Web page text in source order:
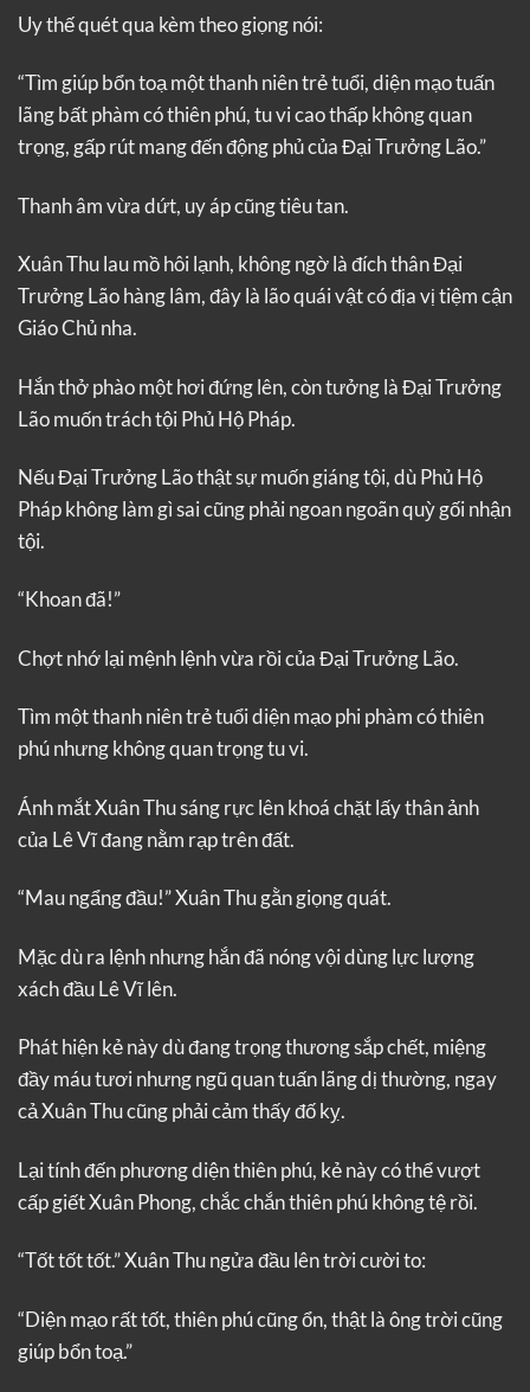
Uy thế quét qua kèm theo giọng nói:
“Tìm giúp bổn toạ một thanh niên trẻ tuổi, diện mạo tuấn
lãng bất phàm có thiên phú, tu vi cao thấp không quan
trọng, gấp rút mang đến động phủ của Đại Trưởng Lão.”
Thanh âm vừa dứt, uy áp cũng tiêu tan.
Xuân Thu lau mồ hôi lạnh, không ngờ là đích thân Đại
Trưởng Lão hàng lâm, đây là lão quái vật có địa vị tiệm cận
Giáo Chủ nha.
Hắn thở phào một hơi đứng lên, còn tưởng là Đại Trưởng
Lão muốn trách tội Phủ Hộ Pháp.
Nếu Đại Trưởng Lão thật sự muốn giáng tội, dù Phủ Hộ
Pháp không làm gì sai cũng phải ngoan ngoãn quỳ gối nhận
tội.
“Khoan đã!”
Chợt nhớ lại mệnh lệnh vừa rồi của Đại Trưởng Lão.
Tìm một thanh niên trẻ tuổi diện mạo phi phàm có thiên
phú nhưng không quan trọng tu vi.
Ánh mắt Xuân Thu sáng rực lên khoá chặt lấy thân ảnh
của Lê Vĩ đang nằm rạp trên đất.
“Mau ngẩng đầu!” Xuân Thu gằn giọng quát.
Mặc dù ra lệnh nhưng hắn đã nóng vội dùng lực lượng
xách đầu Lê Vĩ lên.
Phát hiện kẻ này dù đang trọng thương sắp chết, miệng
đầy máu tươi nhưng ngũ quan tuấn lãng dị thường, ngay
cả Xuân Thu cũng phải cảm thấy đố kỵ.
Lại tính đến phương diện thiên phú, kẻ này có thể vượt
cấp giết Xuân Phong, chắc chắn thiên phú không tệ rồi.
“Tốt tốt tốt.” Xuân Thu ngửa đầu lên trời cười to:
“Diện mạo rất tốt, thiên phú cũng ổn, thật là ông trời cũng
giúp bổn toạ.”